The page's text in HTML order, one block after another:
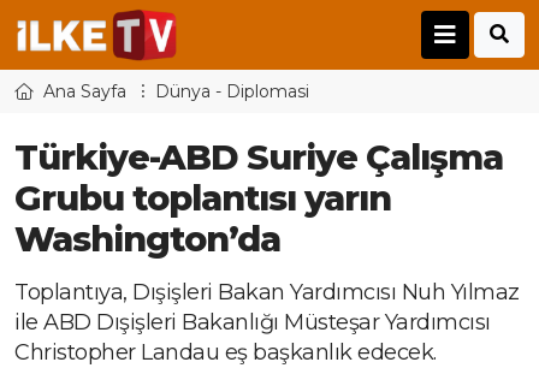
Ana Sayfa Dünya - Diplomasi
Türkiye-ABD Suriye Çalışma
Grubu toplantısı yarın
Washington’da
Toplantıya, Dışişleri Bakan Yardımcısı Nuh Yılmaz
ile ABD Dışişleri Bakanlığı Müsteşar Yardımcısı
Christopher Landau eş başkanlık edecek.